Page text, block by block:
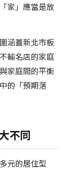
家」應當是放
涵蓋新北市板
輸名店的家庭
家庭間的平衡
的「預期落
不同
元的居住型